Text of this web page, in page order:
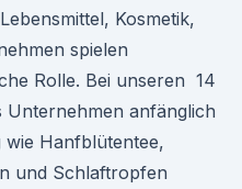
Kosmetik,
spielen
Rolle. Bei unseren 14
Unternehmen anfänglich
Hanfblütentee,
und Schlaftropfen